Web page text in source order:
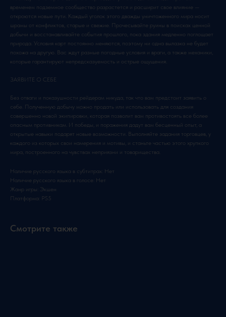
временем подземное сообщество разрастется и расширит свое влияние —
откроются новые пути. Каждый уголок этого дважды уничтоженного мира носит
шрамы от конфликтов, старые и свежие. Прочесывайте руины в поисках ценной
добычи и восстанавливайте события прошлого, пока здания медленно поглощает
природа. Условия карт постоянно меняются, поэтому ни одна вылазка не будет
похожа на другую. Вас ждут разные погодные условия и враги, а также механики,
которые гарантируют непредсказуемость и острые ощущения.
ЗАЯВИТЕ О СЕБЕ
Без отваги и показушности рейдерам никуда, так что вам предстоит заявить о
себе. Полученную добычу можно продать или использовать для создания
совершенно новой экипировки, которая позволит вам противостоять все более
опасным противникам. И победы, и поражения дадут вам бесценный опыт, а
открытые навыки подарят новые возможности. Выполняйте задания торговцев, у
каждого из которых свои намерения и мотивы, и станьте частью этого хрупкого
мира, построенного на чувствах неприязни и товарищества.
Наличие русского языка в субтитрах: Нет
Наличие русского языка в голосе: Нет
Жанр игры: Экшен
Платформа: PS5
Смотрите также